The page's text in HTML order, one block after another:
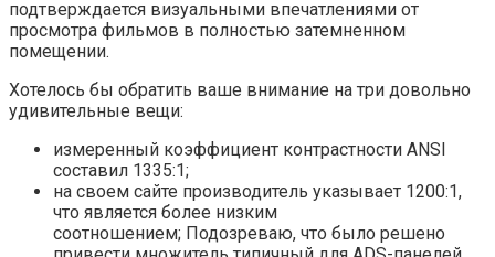
подтверждается визуальными впечатлениями от
просмотра фильмов в полностью затемненном
помещении.
Хотелось бы обратить ваше внимание на три довольно
удивительные вещи:
измеренный коэффициент контрастности ANSI
составил 1335:1;
на своем сайте производитель указывает 1200:1,
что является более низким
соотношением; Подозреваю, что было решено